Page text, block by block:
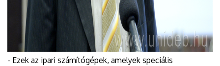
- Ezek az ipari számítógépek, amelyek speciális